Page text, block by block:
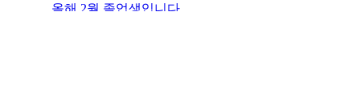
올해 2월 졸업생입니다